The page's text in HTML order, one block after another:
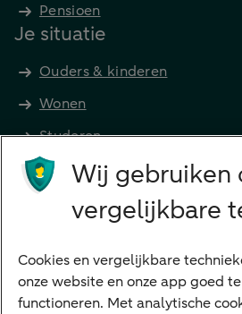
Pensioen
Je situatie
Ouders & kinderen
Wonen
Studeren
Preferred Banking
Digitale diensten
Internet Bankieren
Wij gebruiken
vergelijkbare
Cookies en vergelijkbare
onze website en onze app goed
functioneren. Met analytische